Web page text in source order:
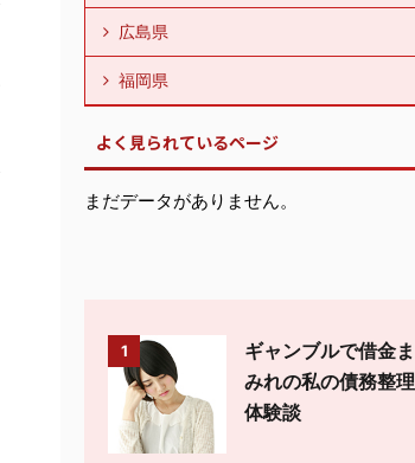
広島県
福岡県
よく見られているページ
まだデータがありません。
1
ギャンブルで借金ま
みれの私の債務整理
体験談